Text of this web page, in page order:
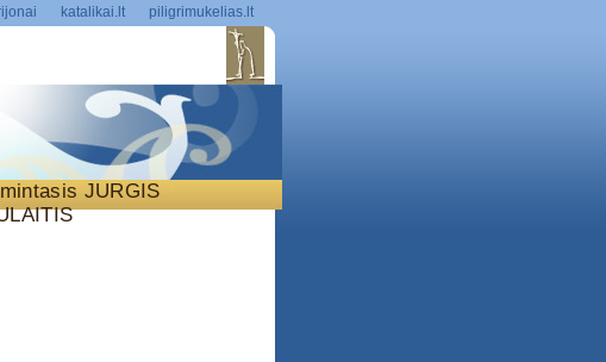
katalikai.lt piligrimukelias.lt
JURGIS